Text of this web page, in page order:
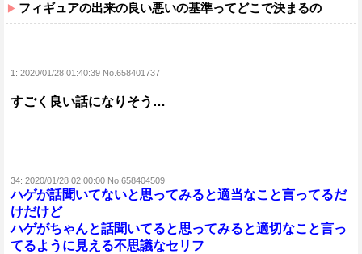
フィギュアの出来の良い悪いの基準ってどこで決まるの
1: 2020/01/28 01:40:39 No.658401737
すごく良い話になりそう…
34: 2020/01/28 02:00:00 No.658404509
ハゲが話聞いてないと思ってみると適当なこと言ってるだ
けだけど
ハゲがちゃんと話聞いてると思ってみると適切なこと言っ
てるように見える不思議なセリフ